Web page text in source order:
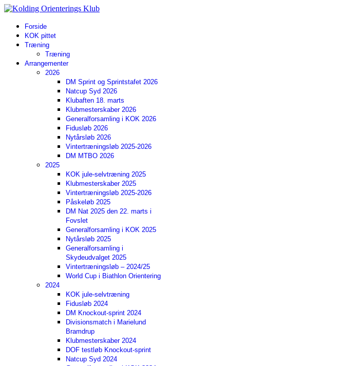
Forside
KOK pittet
Træning
Træning
Arrangementer
2026
DM Sprint og Sprintstafet 2026
Natcup Syd 2026
Klubaften 18. marts
Klubmesterskaber 2026
Generalforsamling i KOK 2026
Fidusløb 2026
Nytårsløb 2026
Vintertræningsløb 2025-2026
DM MTBO 2026
2025
KOK jule-selvtræning 2025
Klubmesterskaber 2025
Vintertræningsløb 2025-2026
Påskeløb 2025
DM Nat 2025 den 22. marts i
Fovslet
Generalforsamling i KOK 2025
Nytårsløb 2025
Generalforsamling i
Skydeudvalget 2025
Vintertræningsløb – 2024/25
World Cup i Biathlon Orientering
2024
KOK jule-selvtræning
Fidusløb 2024
DM Knockout-sprint 2024
Divisionsmatch i Marielund
Bramdrup
Klubmesterskaber 2024
DOF testløb Knockout-sprint
Natcup Syd 2024